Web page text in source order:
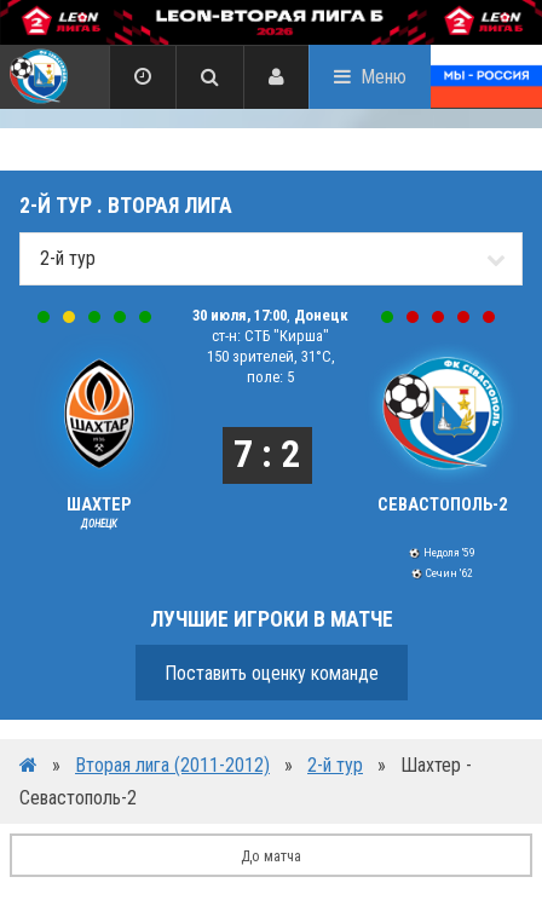
Меню
2-Й ТУР . ВТОРАЯ ЛИГА
ШАХТЕР
ДОНЕЦК
30 июля, 17:00 Донецк
ст-н: СТБ "Кирша"
150 зрителей, 31°C,
поле: 5
7 : 2
СЕВАСТОПОЛЬ-2
Недоля '59
Сечин '62
ЛУЧШИЕ ИГРОКИ В МАТЧЕ
Поставить оценку команде
» Вторая лига (2011-2012) » 2-й тур »
Шахтер -
Севастополь-2
До матча